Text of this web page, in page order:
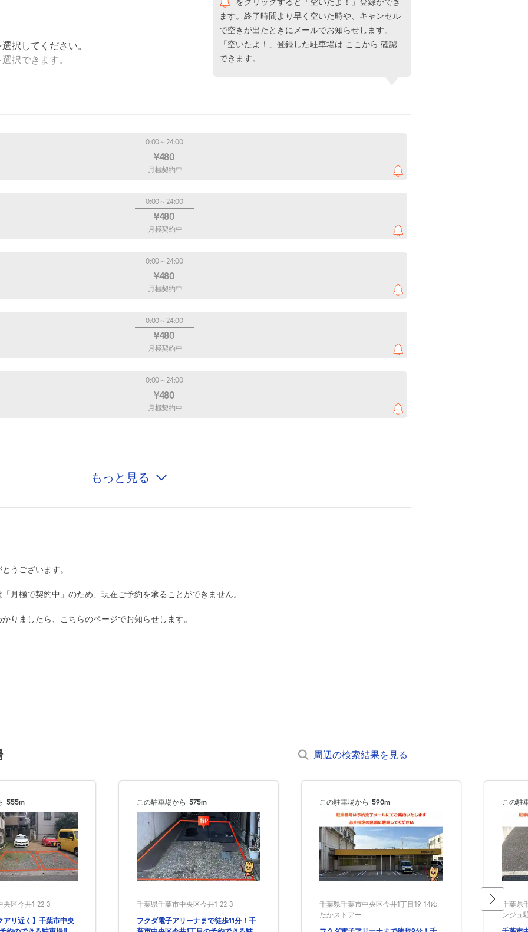
択してください。
択できます。
ます。終了時間より早く空いた時や、キャンセル
で空きが出たときにメールでお知らせします。
「空いたよ！」登録した駐車場は ここから 確認
できます。
0:00～24:00
¥480
月極契約中
0:00～24:00
¥480
月極契約中
0:00～24:00
¥480
月極契約中
0:00～24:00
¥480
月極契約中
0:00～24:00
¥480
月極契約中
0:00～24:00
月極契約中
0:00～24:00
¥480
0:00～24:00
月極契約中
0:00～24:00
¥480
月極契約中
月極契約中
もっと見る
うございます。
月極で契約中」のため、現在ご予約を承ることができません。
りましたら、こちらのページでお知らせします。
周辺の検索結果を見る
555m
央区今井1-22-3
アリ近く】千葉市中央
この駐車場から 575m
千葉県千葉市中央区今井1-22-3
フクダ電子アリーナまで徒歩11分！千
この駐車場から 590m
千葉県千葉市中央区今井1丁目19-14ゆ
たかストアー
この駐
千葉県
ンジュ